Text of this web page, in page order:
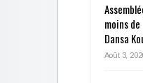
moins
Dansa
Août 3,